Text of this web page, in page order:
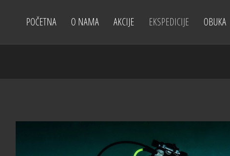
POČETNA O NAMA AKCIJE EKSPEDICIJE OBUKA